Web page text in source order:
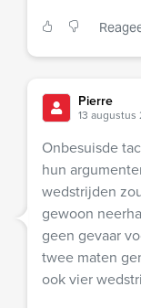
Pierre
13 augustus
Onbesuisde
hun
wedstrijden
gewoon
geen gevaar
twee maten
ook vier